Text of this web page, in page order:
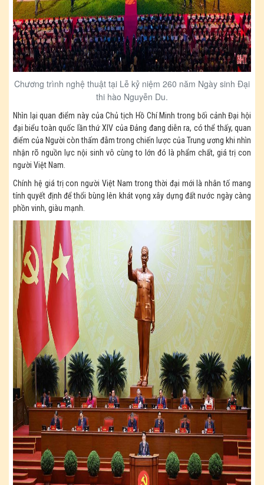
Chương trình nghệ thuật tại Lễ kỷ niệm 260 năm Ngày sinh Đại
thi hào Nguyễn Du.
Nhìn lại quan điểm này của Chủ tịch Hồ Chí Minh trong bối cảnh Đại hội
đại biểu toàn quốc lần thứ XIV của Đảng đang diễn ra, có thể thấy, quan
điểm của Người còn thấm đẫm trong chiến lược của Trung ương khi nhìn
nhận rõ nguồn lực nội sinh vô cùng to lớn đó là phẩm chất, giá trị con
người Việt Nam.
Chính hệ giá trị con người Việt Nam trong thời đại mới là nhân tố mang
tính quyết định để thổi bùng lên khát vọng xây dựng đất nước ngày càng
phồn vinh, giàu mạnh.